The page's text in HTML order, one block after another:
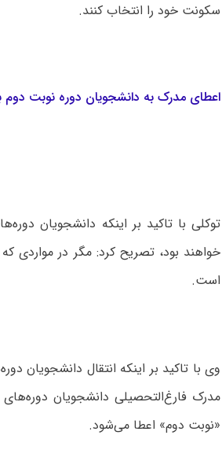
سکونت خود را انتخاب کنند.
اعطای مدرک به دانشجویان دوره نوبت
توکلی با تاکید بر اینکه دانشجویان
خواهند بود، تصریح کرد: مگر در مواردی
است.
وی با تاکید بر اینکه انتقال دانشجویان
مدرک فارغ‌التحصیلی دانشجویان
«نوبت دوم» اعطا می‌شود.